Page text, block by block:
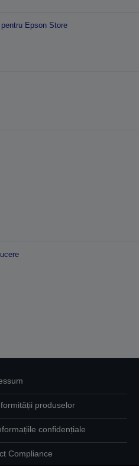
Epson Store
produselor
confidențiale
Compliance